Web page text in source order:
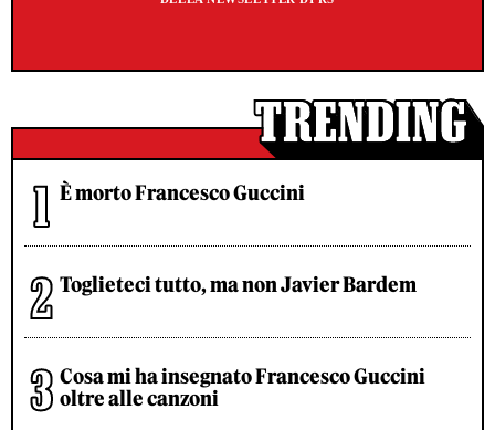
È morto Francesco Guccini
Toglieteci tutto, ma non Javier Bardem
Cosa mi ha insegnato Francesco Guccini
oltre alle canzoni